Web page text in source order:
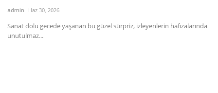
admin Haz 30, 2026
Sanat dolu gecede yaşanan bu güzel sürpriz, izleyenlerin hafızalarında
unutulmaz...